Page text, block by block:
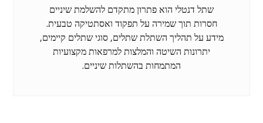
שתל דנטלי הוא פתרון מתקדם להשלמת שיניים
חסרות תוך שמירה על תפקוד ואסתטיקה טבעית.
מידע על תהליך השתלת שתלים, סוגי שתלים קיימים,
יתרונות השיטה והמלצות למרפאות מקצועיות
המתמחות בהשתלות שיניים.